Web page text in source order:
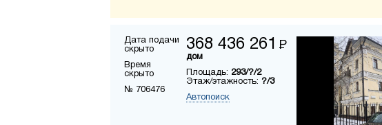
Дата подачи
скрыто
Время
скрыто
№ 706476
368 436 261 Р
дом
Площадь: 293/?/2
Этаж/этажность: ?/3
Автопоиск